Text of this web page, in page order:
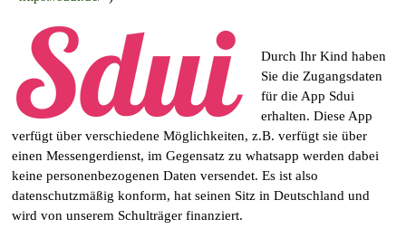
Durch Ihr Kind haben
Sie die Zugangsdaten
für die App Sdui
erhalten. Diese App
verfügt über verschiedene Möglichkeiten, z.B. verfügt sie über
einen Messengerdienst, im Gegensatz zu whatsapp werden dabei
keine personenbezogenen Daten versendet. Es ist also
datenschutzmäßig konform, hat seinen Sitz in Deutschland und
wird von unserem Schulträger finanziert.